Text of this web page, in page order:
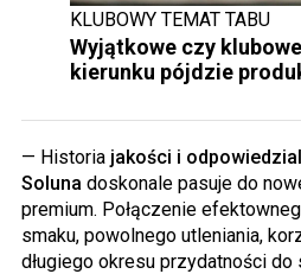
KLUBOWY TEMAT TABU
Wyjątkowe czy
kierunku pójdzie
— Historia jakości i
Soluna doskonale pasuje do
premium. Połączenie
smaku, powolnego utleniania,
długiego okresu przydatności do